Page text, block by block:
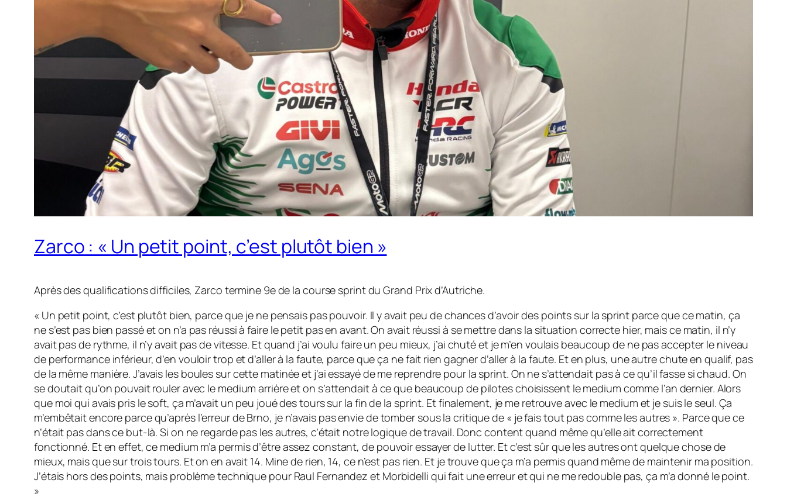
Zarco : « Un petit point, c’est plutôt bien »
Après des qualifications difficiles, Zarco termine 9e de la course sprint du Grand Prix d’Autriche.
« Un petit point, c’est plutôt bien, parce que je ne pensais pas pouvoir. Il y avait peu de chances d’avoir des points sur la sprint parce que ce matin, ça
ne s’est pas bien passé et on n’a pas réussi à faire le petit pas en avant. On avait réussi à se mettre dans la situation correcte hier, mais ce matin, il n’y
avait pas de rythme, il n’y avait pas de vitesse. Et quand j’ai voulu faire un peu mieux, j’ai chuté et je m’en voulais beaucoup de ne pas accepter le niveau
de performance inférieur, d’en vouloir trop et d’aller à la faute, parce que ça ne fait rien gagner d’aller à la faute. Et en plus, une autre chute en qualif, pas
de la même manière. J’avais les boules sur cette matinée et j’ai essayé de me reprendre pour la sprint. On ne s’attendait pas à ce qu’il fasse si chaud. On
se doutait qu’on pouvait rouler avec le medium arrière et on s’attendait à ce que beaucoup de pilotes choisissent le medium comme l’an dernier. Alors
que moi qui avais pris le soft, ça m’avait un peu joué des tours sur la fin de la sprint. Et finalement, je me retrouve avec le medium et je suis le seul. Ça
m’embêtait encore parce qu’après l’erreur de Brno, je n’avais pas envie de tomber sous la critique de « je fais tout pas comme les autres ». Parce que ce
n’était pas dans ce but-là. Si on ne regarde pas les autres, c’était notre logique de travail. Donc content quand même qu’elle ait correctement
fonctionné. Et en effet, ce medium m’a permis d’être assez constant, de pouvoir essayer de lutter. Et c’est sûr que les autres ont quelque chose de
mieux, mais que sur trois tours. Et on en avait 14. Mine de rien, 14, ce n’est pas rien. Et je trouve que ça m’a permis quand même de maintenir ma position.
J’étais hors des points, mais problème technique pour Raul Fernandez et Morbidelli qui fait une erreur et qui ne me redouble pas, ça m’a donné le point.
»